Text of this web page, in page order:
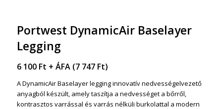
Portwest DynamicAir Baselayer
Legging
6 100 Ft + ÁFA (7 747 Ft)
A DynamicAir Baselayer legging innovatív nedvességelvezető
anyagból készült, amely taszítja a nedvességet a bőrről,
kontrasztos varrással és varrás nélküli burkolattal a modern